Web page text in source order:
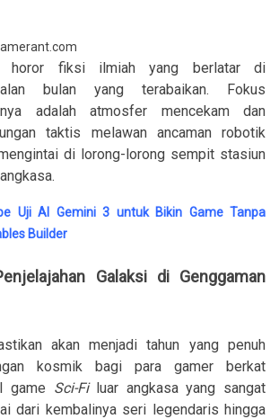
horor fiksi ilmiah yang berlatar di
bulan yang terabaikan. Fokus
adalah atmosfer mencekam dan
taktis melawan ancaman robotik
di lorong-lorong sempit stasiun
Uji AI Gemini 3 untuk Bikin Game Tanpa
Builder
Galaksi di Genggaman
akan menjadi tahun yang penuh
kosmik bagi para gamer berkat
game Sci-Filuar angkasa yang sangat
dari kembalinya seri legendaris hingga